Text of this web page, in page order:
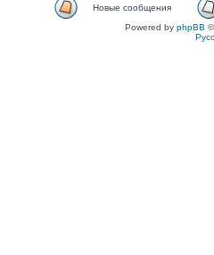
Новые сообщения
Powered by phpBB